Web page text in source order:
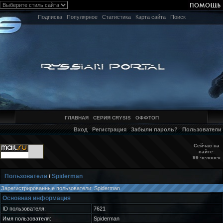
Подписка Популярное Статистика Карта сайта Поиск
ГЛАВНАЯ СЕРИЯ CRYSIS ОФФТОП
Вход Регистрация Забыли пароль? Пользователи
Сейчас на
сайте:
99 человек
Пользователи /Spiderman
Зарегистрированные пользователи: Spiderman
Основная информация
ID пользователя:
7621
Имя пользователя:
Spiderman